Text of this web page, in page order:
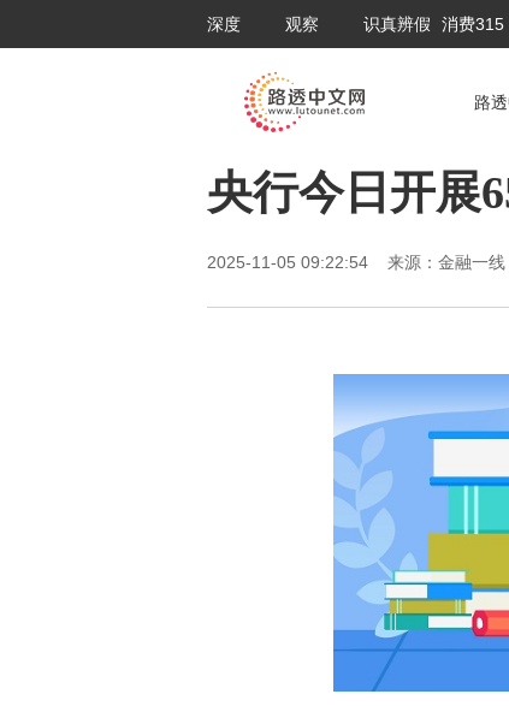
深度 观察 识真辨假 消费315
路
央行今日开展
2025-11-05 09:22:54 来源：金融一